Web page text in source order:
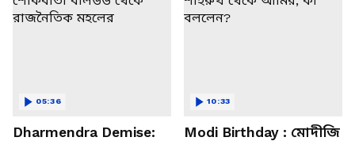
Dharmendra Demise:
05:36
Modi Birthday : মোদীজি
10:33